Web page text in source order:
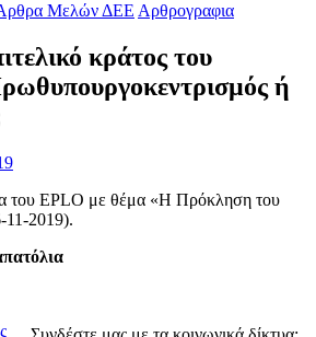
Μελών ΔΕΕ Αρθρογραφια
κράτος του
ή
του EPLO με θέμα «Η Πρόκληση του
11-2019).